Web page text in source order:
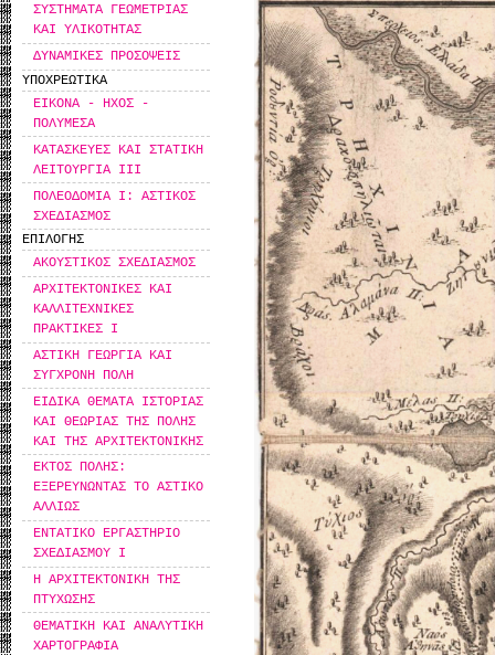
ΣΥΣΤΗΜΑΤΑ ΓΕΩΜΕΤΡΙΑΣ
ΚΑΙ ΥΛΙΚΟΤΗΤΑΣ
ΔΥΝΑΜΙΚΕΣ ΠΡΟΣΟΨΕΙΣ
ΥΠΟΧΡΕΩΤΙΚΑ
ΕΙΚΟΝΑ - ΗΧΟΣ -
ΠΟΛΥΜΕΣΑ
ΚΑΤΑΣΚΕΥΕΣ ΚΑΙ ΣΤΑΤΙΚΗ
ΛΕΙΤΟΥΡΓΙΑ ΙΙΙ
ΠΟΛΕΟΔΟΜΙΑ Ι: ΑΣΤΙΚΟΣ
ΣΧΕΔΙΑΣΜΟΣ
ΕΠΙΛΟΓΗΣ
ΑΚΟΥΣΤΙΚΟΣ ΣΧΕΔΙΑΣΜΟΣ
ΑΡΧΙΤΕΚΤΟΝΙΚΕΣ ΚΑΙ
ΚΑΛΛΙΤΕΧΝΙΚΕΣ
ΠΡΑΚΤΙΚΕΣ Ι
ΑΣΤΙΚΗ ΓΕΩΡΓΙΑ ΚΑΙ
ΣΥΓΧΡΟΝΗ ΠΟΛΗ
ΕΙΔΙΚΑ ΘΕΜΑΤΑ ΙΣΤΟΡΙΑΣ
ΚΑΙ ΘΕΩΡΙΑΣ ΤΗΣ ΠΟΛΗΣ
ΚΑΙ ΤΗΣ ΑΡΧΙΤΕΚΤΟΝΙΚΗΣ
ΕΚΤΟΣ ΠΟΛΗΣ:
ΕΞΕΡΕΥΝΩΝΤΑΣ ΤΟ ΑΣΤΙΚΟ
ΑΛΛΙΩΣ
ΕΝΤΑΤΙΚΟ ΕΡΓΑΣΤΗΡΙΟ
ΣΧΕΔΙΑΣΜΟΥ Ι
Η ΑΡΧΙΤΕΚΤΟΝΙΚΗ ΤΗΣ
ΠΤΥΧΩΣΗΣ
ΘΕΜΑΤΙΚΗ ΚΑΙ ΑΝΑΛΥΤΙΚΗ
ΧΑΡΤΟΓΡΑΦΙΑ